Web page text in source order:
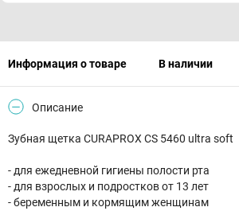
Информация о товаре В наличии
Описание
Зубная щетка CURAPROX CS 5460 ultra soft
- для ежедневной гигиены полости рта
- для взрослых и подростков от 13 лет
- беременным и кормящим женщинам